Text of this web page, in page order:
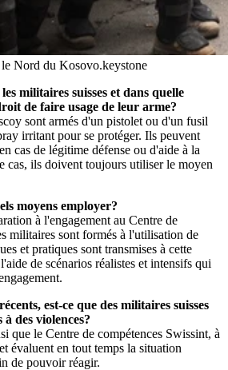
le Nord du Kosovo.keystone
militaires suisses et dans quelle
de faire usage de leur arme?
sont armés d'un pistolet ou d'un fusil
irritant pour se protéger. Ils peuvent
cas de légitime défense ou d'aide à la
cas, ils doivent toujours utiliser le moyen
moyens employer?
à l'engagement au Centre de
militaires sont formés à l'utilisation de
et pratiques sont transmises à cette
de scénarios réalistes et intensifs qui
est-ce que des militaires suisses
des violences?
que le Centre de compétences Swissint, à
évaluent en tout temps la situation
de pouvoir réagir.